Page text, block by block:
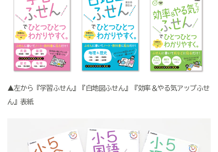
▲左から『学習ふせん』『白地図ふせん』『効率＆やる気アップふせ
ん』表紙